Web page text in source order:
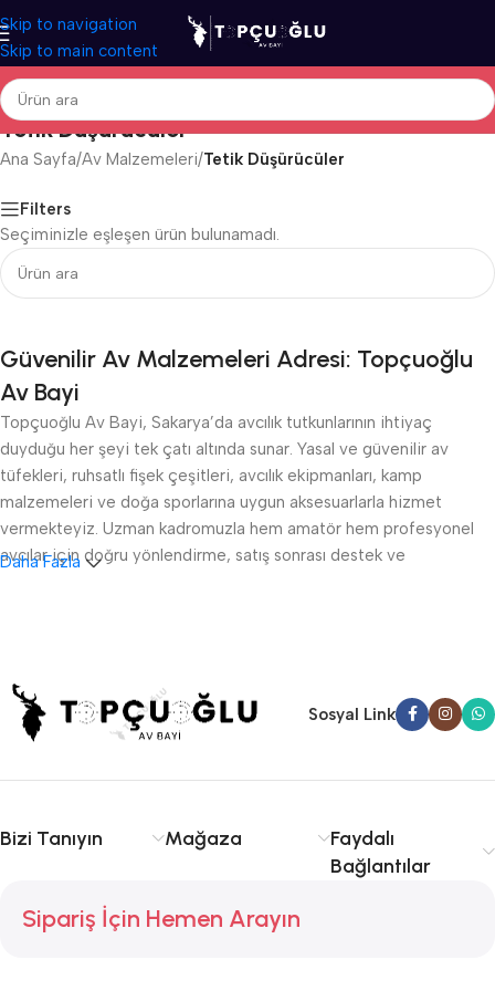
Skip to navigation
Skip to main content
Tetik Düşürücüler
Ana Sayfa/Av Malzemeleri/Tetik Düşürücüler
Filters
Seçiminizle eşleşen ürün bulunamadı.
Güvenilir Av Malzemeleri Adresi: Topçuoğlu
Av Bayi
Topçuoğlu Av Bayi, Sakarya’da avcılık tutkunlarının ihtiyaç
duyduğu her şeyi tek çatı altında sunar. Yasal ve güvenilir av
tüfekleri, ruhsatlı fişek çeşitleri, avcılık ekipmanları, kamp
malzemeleri ve doğa sporlarına uygun aksesuarlarla hizmet
vermekteyiz. Uzman kadromuzla hem amatör hem profesyonel
avcılar için doğru yönlendirme, satış sonrası destek ve
sunuyoruz. Avcılıkta kalite, güvenlik ve deneyim için Topçuoğlu
Av sizinle!
Daha Fazla
Sosyal Link
Bizi Tanıyın Mağaza
Faydalı
Bağlantılar
Sipariş İçin Hemen Arayın